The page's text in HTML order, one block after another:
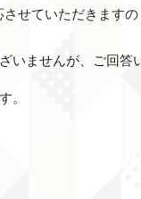
させていただきますの
いませんが、ご回答
。